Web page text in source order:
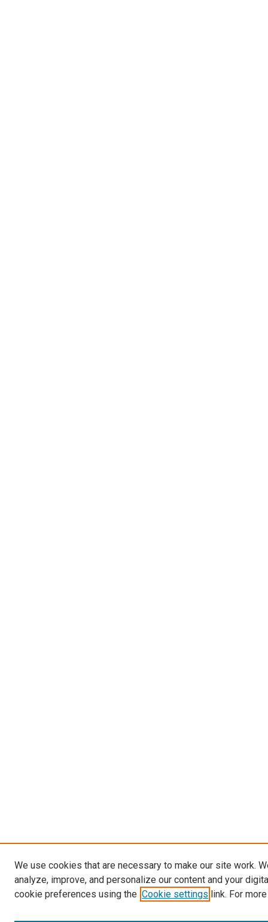
We use cookies that are necessary to make our site work.
analyze, improve, and personalize our content and your
cookie preferences using the Cookie settings link. For